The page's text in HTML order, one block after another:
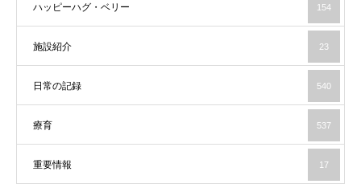
ハッピーハグ・ベリー 154
施設紹介 23
日常の記録 540
療育 537
重要情報 17